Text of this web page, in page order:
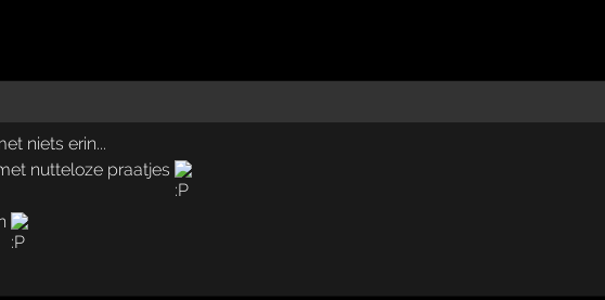
niets erin...
nutteloze praatjes